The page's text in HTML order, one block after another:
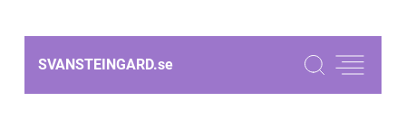
SVANSTEINGARD.se